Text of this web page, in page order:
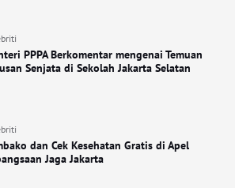
PPPA Berkomentar mengenai Temuan
Senjata di Sekolah Jakarta Selatan
dan Cek Kesehatan Gratis di Apel
Jaga Jakarta